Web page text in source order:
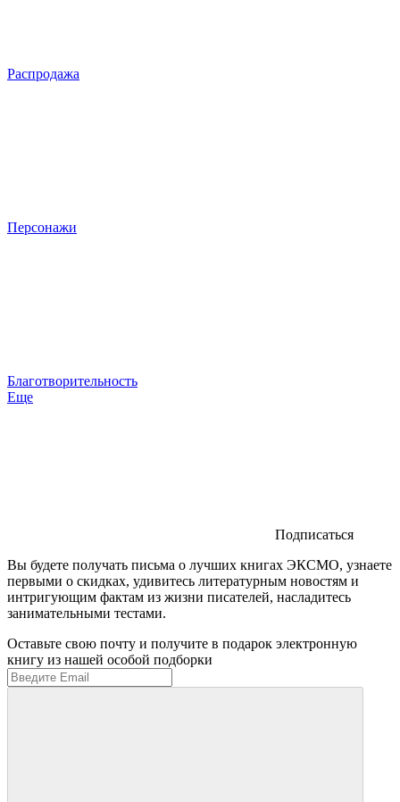
Распродажа
Персонажи
Благотворительность
Еще
Подписаться
Вы будете получать письма о лучших книгах ЭКСМО, узнаете
первыми о скидках, удивитесь литературным новостям и
интригующим фактам из жизни писателей, насладитесь
занимательными тестами.
Оставьте свою почту и получите в подарок электронную
книгу из нашей особой подборки